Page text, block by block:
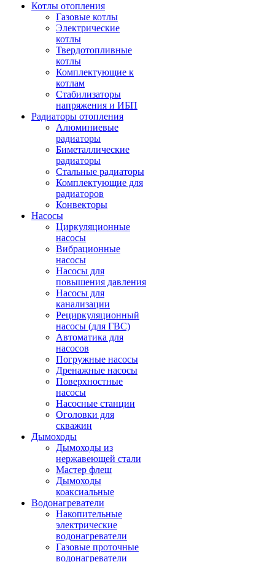
Котлы отопления
Газовые котлы
Электрические
котлы
Твердотопливные
котлы
Комплектующие к
котлам
Стабилизаторы
напряжения и ИБП
Радиаторы отопления
Алюминиевые
радиаторы
Биметаллические
радиаторы
Стальные радиаторы
Комплектующие для
радиаторов
Конвекторы
Насосы
Циркуляционные
насосы
Вибрационные
насосы
Насосы для
повышения давления
Насосы для
канализации
Рециркуляционный
насосы (для ГВС)
Автоматика для
насосов
Погружные насосы
Дренажные насосы
Поверхностные
насосы
Насосные станции
Оголовки для
скважин
Дымоходы
Дымоходы из
нержавеющей стали
Мастер флеш
Дымоходы
коаксиальные
Водонагреватели
Накопительные
электрические
водонагреватели
Газовые проточные
водонагреватели